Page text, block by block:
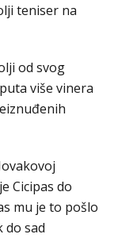
teniser na
od svog
više vinera
Cicipas do
mu je to pošlo
do sad